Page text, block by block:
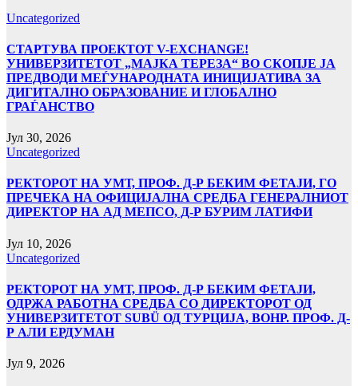
Uncategorized
СТАРТУВА ПРОЕКТОТ V-EXCHANGE!
УНИВЕРЗИТЕТОТ „МАЈКА ТЕРЕЗА“ ВО СКОПЈЕ ЈА
ПРЕДВОДИ МЕЃУНАРОДНАТА ИНИЦИЈАТИВА ЗА
ДИГИТАЛНО ОБРАЗОВАНИЕ И ГЛОБАЛНО
ГРАЃАНСТВО
Јул 30, 2026
Uncategorized
РЕКТОРОТ НА УМТ, ПРОФ. Д-Р БЕКИМ ФЕТАЈИ, ГО
ПРЕЧЕКА НА ОФИЦИЈАЛНА СРЕДБА ГЕНЕРАЛНИОТ
ДИРЕКТОР НА АД МЕПСО, Д-Р БУРИМ ЛАТИФИ
Јул 10, 2026
Uncategorized
РЕКТОРОТ НА УМТ, ПРОФ. Д-Р БЕКИМ ФЕТАЈИ,
ОДРЖА РАБОТНА СРЕДБА СО ДИРЕКТОРОТ ОД
УНИВЕРЗИТЕТОТ SUBÜ ОД ТУРЦИЈА, ВОНР. ПРОФ. Д-
Р АЛИ ЕРДУМАН
Јул 9, 2026